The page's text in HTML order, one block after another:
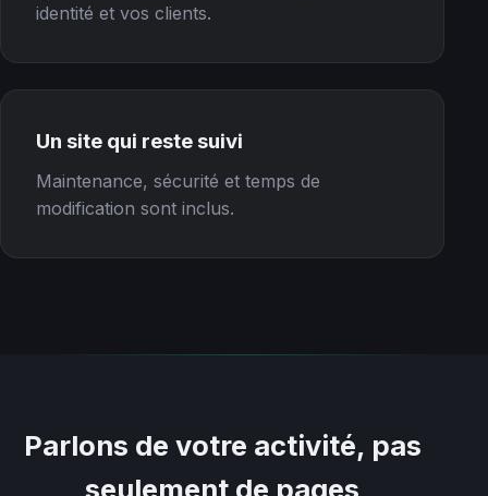
identité et vos clients.
Un site qui reste suivi
Maintenance, sécurité et temps de
modification sont inclus.
Parlons de votre activité, pas